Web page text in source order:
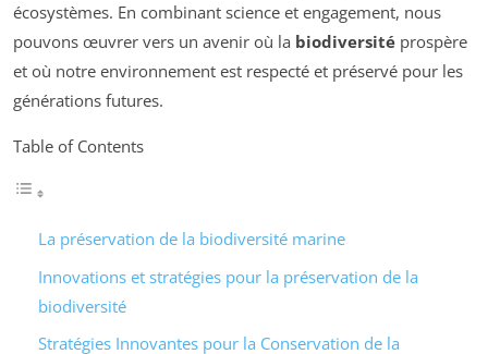
écosystèmes. En combinant science et engagement, nous
pouvons œuvrer vers un avenir où la biodiversité prospère
et où notre environnement est respecté et préservé pour les
générations futures.
Table of Contents
La préservation de la biodiversité marine
Innovations et stratégies pour la préservation de la
biodiversité
Stratégies Innovantes pour la Conservation de la